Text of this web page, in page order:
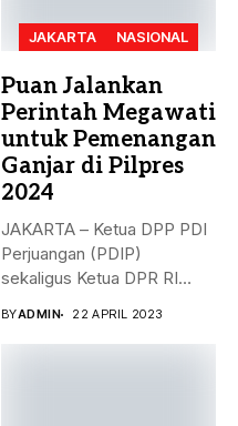
JAKARTA NASIONAL
Puan Jalankan
Perintah Megawati
untuk Pemenangan
Ganjar di Pilpres
2024
JAKARTA – Ketua DPP PDI
Perjuangan (PDIP)
sekaligus Ketua DPR RI
BYADMIN 22 APRIL 2023